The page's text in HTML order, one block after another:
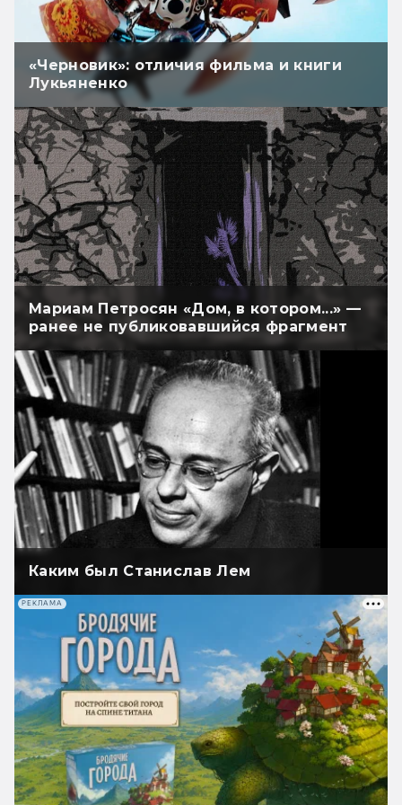
«Черновик»: отличия фильма и книги
Лукьяненко
Мариам Петросян «Дом, в котором...» —
ранее не публиковавшийся фрагмент
Каким был Станислав Лем
РЕКЛАМА